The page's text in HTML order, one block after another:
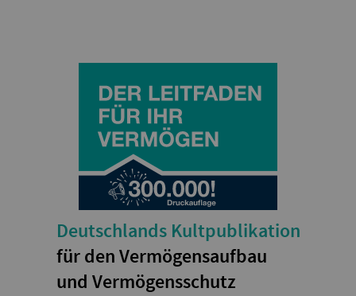
Deutschlands Kultpublikation
für den Vermögensaufbau
und Vermögensschutz